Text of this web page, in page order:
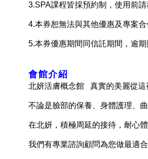
3.SPA課程皆採預約制，使用前
4.本券恕無法與其他優惠及專案合
5.本券優惠期間同信託期間，逾期
會館介紹
北妍活膚概念館 真實的美麗從這
不論是臉部的保養、身體護理、
在北妍，積極周延的接待，耐心
我們有專業諮詢顧問為您做最適